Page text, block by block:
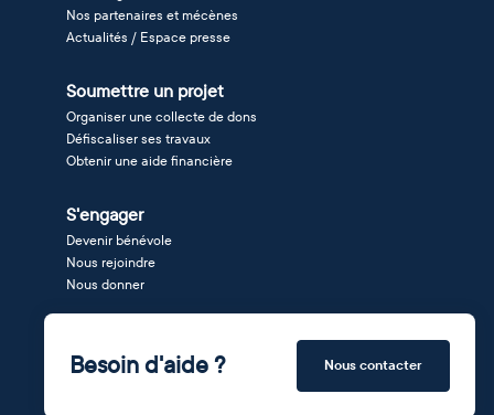
Nos partenaires et mécènes
Actualités / Espace presse
Soumettre un projet
Organiser une collecte de dons
Défiscaliser ses travaux
Obtenir une aide financière
S'engager
Devenir bénévole
Nous rejoindre
Nous donner
Besoin d'aide ? Nous contacter